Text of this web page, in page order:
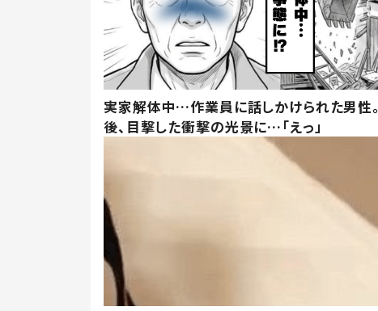
実家解体中…作業員に話しかけられた男性
後、目撃した衝撃の光景に…「えっ」